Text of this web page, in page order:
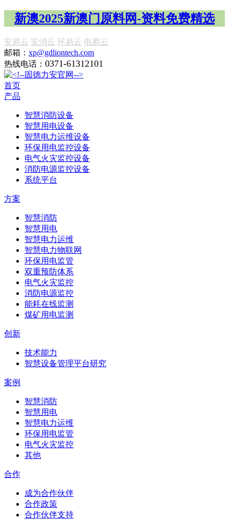
新澳2025新澳门原料网-资料免费精选
安易云 安消云 环易云 电易云
邮箱： xp@gdliontech.com
热线电话： 0371-61312101
首页
产品
智慧消防设备
智慧用电设备
智慧电力运维设备
环保用电监控设备
电气火灾监控设备
消防电源监控设备
系统平台
方案
智慧消防
智慧用电
智慧电力运维
智慧电力物联网
环保用电监管
双重预防体系
电气火灾监控
消防电源监控
能耗在线监测
煤矿用电监测
创新
技术能力
智慧设备管理平台研究
案例
智慧消防
智慧用电
智慧电力运维
环保用电监管
电气火灾监控
其他
合作
成为合作伙伴
合作政策
合作伙伴支持